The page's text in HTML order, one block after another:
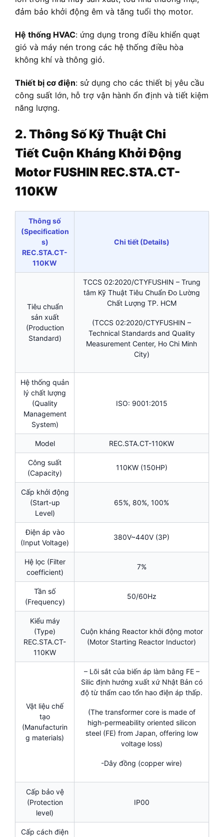
đảm bảo khởi động êm và tăng tuổi thọ motor.
Hệ thống HVAC: ứng dụng trong điều khiển quạt
gió và máy nén trong các hệ thống điều hòa
không khí và thông gió.
Thiết bị cơ điện: sử dụng cho các thiết bị yêu cầu
công suất lớn, hỗ trợ vận hành ổn định và tiết kiệm
năng lượng.
2. Thông Số Kỹ Thuật Chi
Tiết Cuộn Kháng Khởi Động
Motor FUSHIN REC.STA.CT-
110KW
Thông số
(Specification
s)
REC.STA.CT-
110KW
Chi tiết (Details)
Tiêu chuẩn
sản xuất
(Production
Standard)
TCCS 02:2020/CTYFUSHIN – Trung
tâm Kỹ Thuật Tiêu Chuẩn Đo Lường
Chất Lượng TP. HCM
(TCCS 02:2020/CTYFUSHIN –
Technical Standards and Quality
Measurement Center, Ho Chi Minh
City)
Hệ thống quản
lý chất lượng
(Quality
Management
System)
ISO: 9001:2015
Model REC.STA.CT-110KW
Công suất
(Capacity)
110KW (150HP)
Cấp khởi động
(Start-up
Level)
65%, 80%, 100%
Điện áp vào
(Input Voltage)
380V~440V (3P)
Hệ lọc (Filter
coefficient)
7%
Tần số
(Frequency)
50/60Hz
Kiểu máy
(Type)
REC.STA.CT-
110KW
Cuộn kháng Reactor khởi động motor
(Motor Starting Reactor Inductor)
Vật liệu chế
tạo
(Manufacturin
g materials)
– Lõi sắt của biến áp làm bằng FE –
Silic định hướng xuất xứ Nhật Bản có
độ từ thẩm cao tổn hao điện áp thấp.
(The transformer core is made of
high-permeability oriented silicon
steel (FE) from Japan, offering low
voltage loss)
-Dây đồng (copper wire)
Cấp bảo vệ
(Protection
level)
IP00
Cấp cách điện